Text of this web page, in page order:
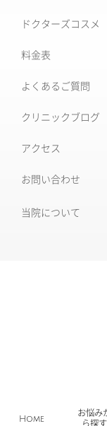
Home
お悩み
ら探す
シミ取り治療
ニキビ治療専
傷跡の治療・
ソフウェーブ
XERF (ザーフ)
ワンダーフェ
ルビーフラク
肝斑改善集中
HARG＋療法
ドクターズコスメ
料金表
よくあるご質問
クリニックブログ
アクセス
お問い合わせ
当院について